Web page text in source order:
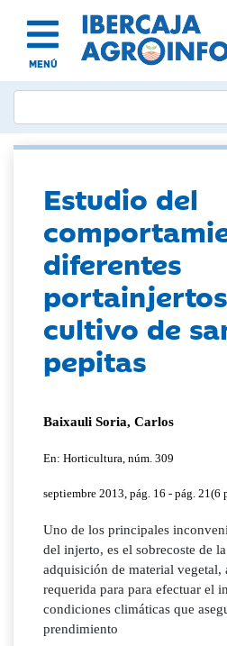
MENÚ
Estudio del
diferentes
cultivo de
pepitas
Baixauli Soria, Carlos
En: Horticultura, núm. 309
septiembre 2013, pág. 16 - pág. 21(6
Uno de los principales
del injerto, es el sobrecoste de
adquisición de material vegetal,
requerida para para efectuar el
condiciones climáticas que
prendimiento